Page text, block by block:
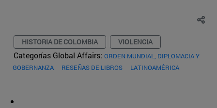
HISTORIA DE COLOMBIA VIOLENCIA
Categorías Global Affairs: ORDEN MUNDIAL, DIPLOMACIA Y
GOBERNANZA
RESEÑAS DE LIBROS LATINOAMÉRICA